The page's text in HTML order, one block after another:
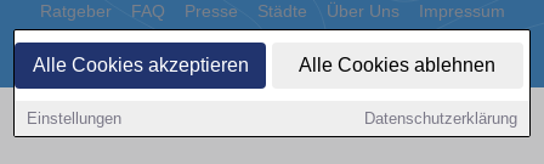
Alle Cookies akzeptieren Alle Cookies ablehnen
Einstellungen Datenschutzerklärung
Ratgeber FAQ Presse Städte Über Uns Impressum
Datenschutz Cookies
Copyright © 2000 - 2026 | 1A Infosysteme GmbH | Content by: 1a-sites-autos